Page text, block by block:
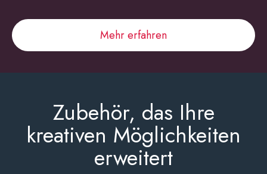
Mehr erfahren
Zubehör, das Ihre
kreativen Möglichkeiten
erweitert